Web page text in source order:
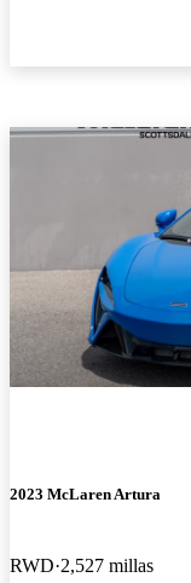
2023 McLaren Artura
RWD 2,527 millas